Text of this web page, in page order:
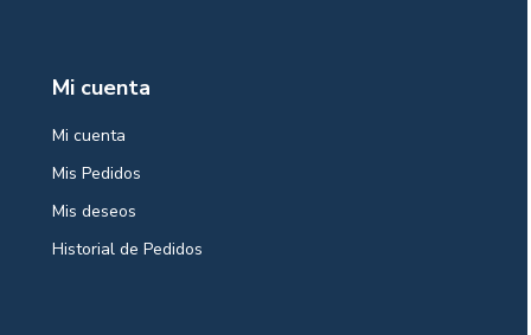
Mi cuenta
Mi cuenta
Mis Pedidos
Mis deseos
Historial de Pedidos